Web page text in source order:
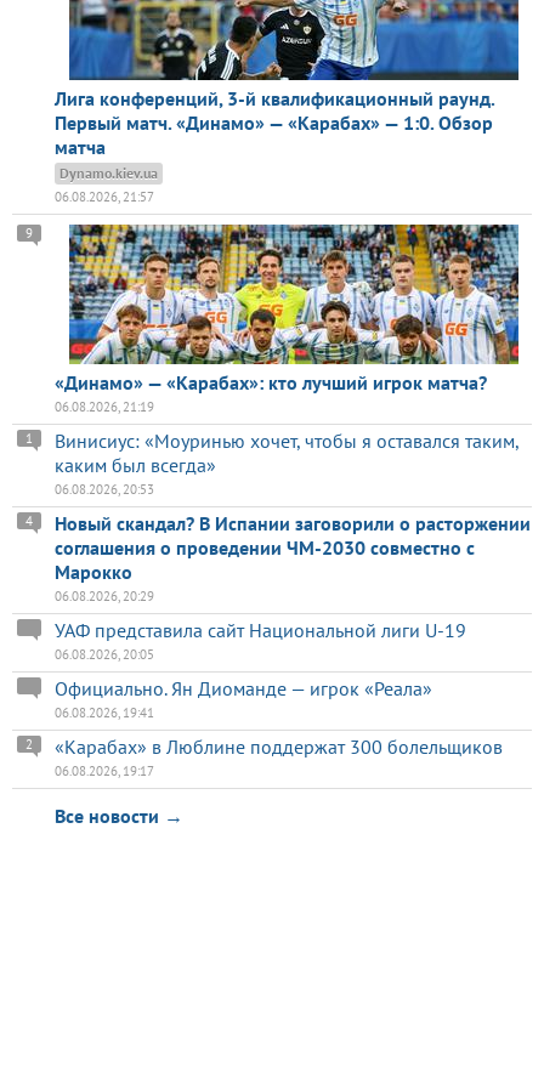
Лига конференций, 3-й квалификационный раунд.
Первый матч. «Динамо» — «Карабах» — 1:0. Обзор
матча
Dynamo.kiev.ua
06.08.2026, 21:57
«Динамо» — «Карабах»: кто лучший игрок матча?
9
06.08.2026, 21:19
Винисиус: «Моуринью хочет, чтобы я оставался таким,
каким был всегда»
1
06.08.2026, 20:53
Новый скандал? В Испании заговорили о расторжении
соглашения о проведении ЧМ-2030 совместно с
Марокко
4
06.08.2026, 20:29
УАФ представила сайт Национальной лиги U-19
06.08.2026, 20:05
Официально. Ян Диоманде — игрок «Реала»
06.08.2026, 19:41
«Карабах» в Люблине поддержат 300 болельщиков
2
06.08.2026, 19:17
Все новости →